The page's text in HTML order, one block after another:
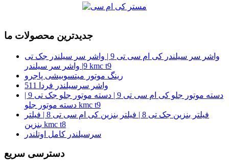
جدیدترین محصولات ما
واشر سر سیلندر کی ام سی تی 9 | واشر سر سیلندر جک تی
9| واشر سر سیلندر kmc t9
رینگ موتور میتسوبیشی پاجرو
واشر سرسیلندر فردا 511
دسته موتور جلو کی ام سی تی 9 | دسته موتور جلو جک تی 9 |
دسته موتور جلو kmc t9
فیلتر بنزین جک تی 8 | فیلتر بنزین کی ام سی تی 8 | فیلتر
بنزین kmc t8
سرسیلندر کامل اوتلندر
دسترسی سریع